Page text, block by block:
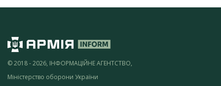
© 2018 - 2026, ІНФОРМАЦІЙНЕ АГЕНТСТВО,
Міністерство оборони України